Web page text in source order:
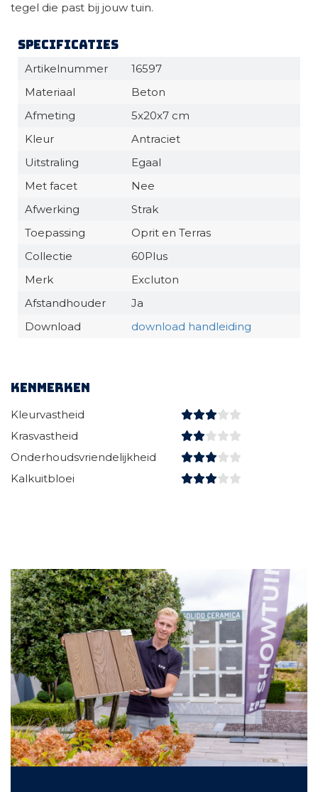
tegel die past bij jouw tuin.
Specificaties
Artikelnummer
16597
Materiaal
Beton
Afmeting
5x20x7 cm
Kleur
Antraciet
Uitstraling
Egaal
Met facet
Nee
Afwerking
Strak
Toepassing
Oprit en Terras
Collectie
60Plus
Merk
Excluton
Afstandhouder
Ja
Download
download handleiding
Kenmerken
Kleurvastheid
Krasvastheid
Onderhoudsvriendelijkheid
Kalkuitbloei